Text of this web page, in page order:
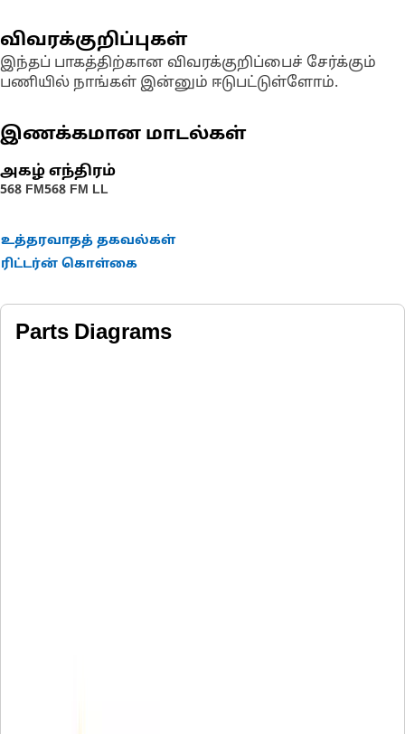
விவரக்குறிப்புகள்
இந்தப் பாகத்திற்கான விவரக்குறிப்பைச் சேர்க்கும்
பணியில் நாங்கள் இன்னும் ஈடுபட்டுள்ளோம்.
இணக்கமான மாடல்கள்
அகழ் எந்திரம்
568 FM568 FM LL
உத்தரவாதத் தகவல்கள்
ரிட்டர்ன் கொள்கை
Parts Diagrams